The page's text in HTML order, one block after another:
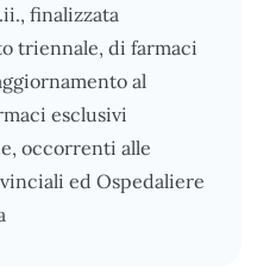
finalizzata
triennale, di farmaci
al
esclusivi
occorrenti alle
ed Ospedaliere